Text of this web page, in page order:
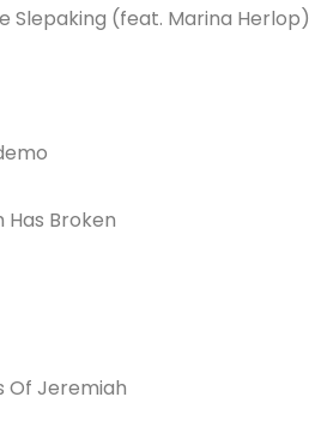
Slepaking (feat. Marina Herlop)
Has Broken
Of Jeremiah